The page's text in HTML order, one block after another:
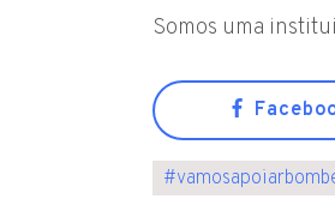
Somos uma
#